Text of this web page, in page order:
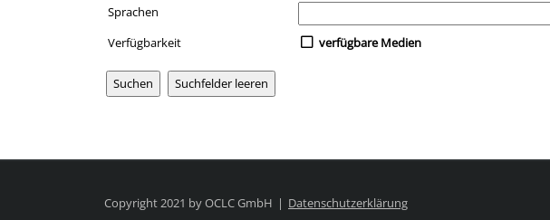
Sprachen
Verfügbarkeit
verfügbare Medien
Copyright 2021 by OCLC GmbH Datenschutzerklärung